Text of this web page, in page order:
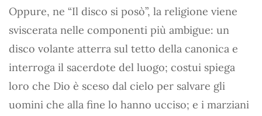
Oppure, ne “Il disco si posò”, la religione viene
sviscerata nelle componenti più ambigue: un
disco volante atterra sul tetto della canonica e
interroga il sacerdote del luogo; costui spiega
loro che Dio è sceso dal cielo per salvare gli
uomini che alla fine lo hanno ucciso; e i marziani